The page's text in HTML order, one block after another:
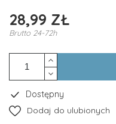
28,99 ZŁ
Brutto 24-72h
Dostępny
Dodaj do ulubionych